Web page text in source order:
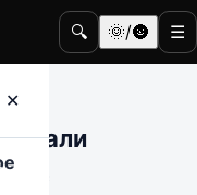
🔍 🌞/🌚 ☰
✕